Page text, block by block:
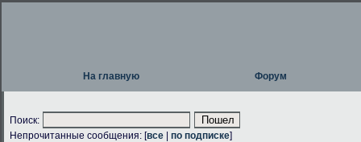
На главную Форум
Поиск:
Непрочитанные сообщения: [все по подписке]